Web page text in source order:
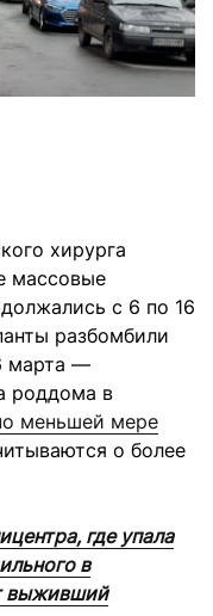
хирурга
массовые
с 6 по 16
разбомбили
марта —
роддома в
меньшей мере
о более
где упала
в
выживший